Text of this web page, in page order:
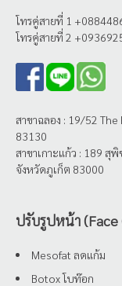
โทรคู่สายที่ 1
โทรคู่สายที่ 2
สาขาฉลอง : 19/52
83130
สาขาเกาะแก้ว : 189 สุ
จังหวัดภูเก็ต 83000
ปรับรูปหน้า (Face
Mesofat ลดแก้ม
Botox โบท๊อก